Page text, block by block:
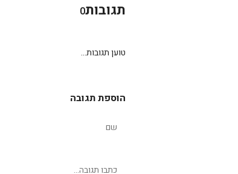
תגובות0
טוען תגובות...
הוספת תגובה